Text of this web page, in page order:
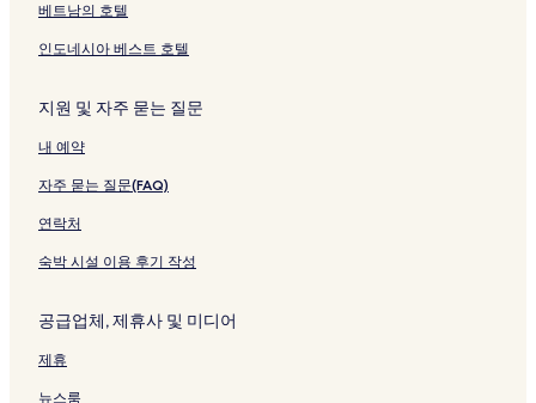
베트남의 호텔
인도네시아 베스트 호텔
지원 및 자주 묻는 질문
내 예약
자주 묻는 질문(FAQ)
연락처
숙박 시설 이용 후기 작성
공급업체, 제휴사 및 미디어
제휴
뉴스룸